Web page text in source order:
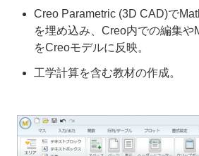
Creo Parametric (3D CAD)で
を埋め込み、Creo内での編集や
をCreoモデルに反映。
工学計算を含む教材の作成。